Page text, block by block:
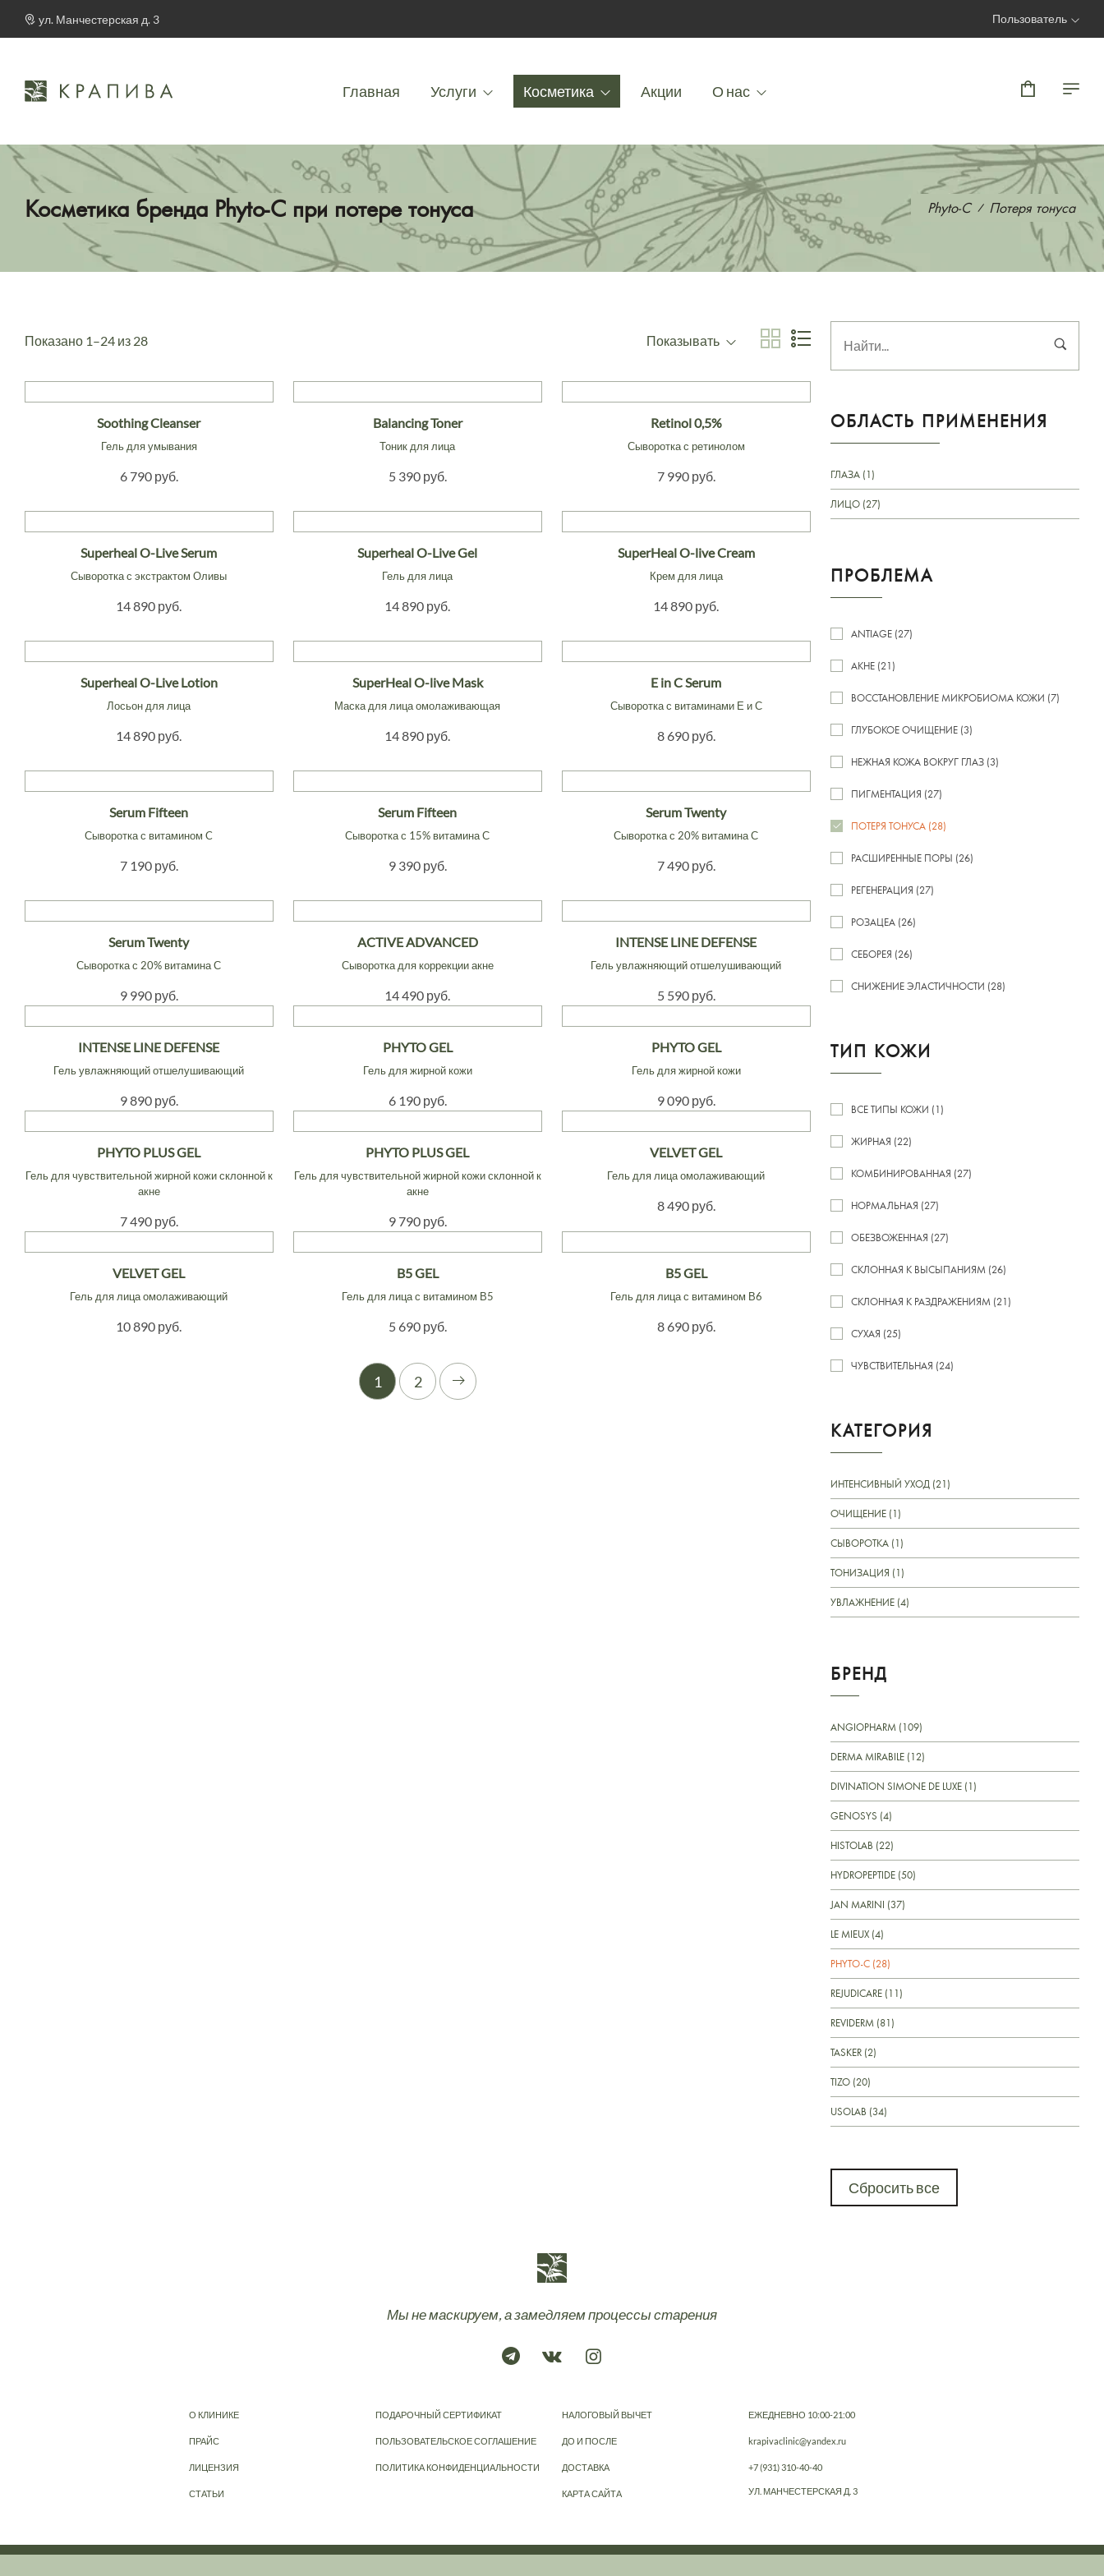
ул. Манчестерская д. 3 Пользователь
Главная Услуги Косметика Акции О нас
Косметика бренда Phyto-C при потере тонуса Phyto-C Потеря тонуса
Показано 1–24 из 28 Показывать
Soothing Cleanser
Гель для умывания
6 790 руб.
Balancing Toner
Тоник для лица
5 390 руб.
Retinol 0,5%
Сыворотка с ретинолом
7 990 руб.
Superheal O-Live Serum
Сыворотка с экстрактом Оливы
14 890 руб.
Superheal O-Live Gel
Гель для лица
14 890 руб.
SuperHeal O-live Cream
Крем для лица
14 890 руб.
Superheal O-Live Lotion
Лосьон для лица
14 890 руб.
SuperHeal O-live Mask
Маска для лица омолаживающая
14 890 руб.
E in C Serum
Сыворотка с витаминами Е и С
8 690 руб.
Serum Fifteen
Сыворотка с витамином C
7 190 руб.
Serum Fifteen
Сыворотка с 15% витамина С
9 390 руб.
Serum Twenty
Сыворотка с 20% витамина С
7 490 руб.
Serum Twenty
Сыворотка с 20% витамина С
9 990 руб.
ACTIVE ADVANCED
Сыворотка для коррекции акне
14 490 руб.
INTENSE LINE DEFENSE
Гель увлажняющий отшелушивающий
5 590 руб.
INTENSE LINE DEFENSE
Гель увлажняющий отшелушивающий
9 890 руб.
PHYTO GEL
Гель для жирной кожи
6 190 руб.
PHYTO GEL
Гель для жирной кожи
9 090 руб.
PHYTO PLUS GEL
Гель для чувствительной жирной кожи склонной к
акне
7 490 руб.
PHYTO PLUS GEL
Гель для чувствительной жирной кожи склонной к
акне
9 790 руб.
VELVET GEL
Гель для лица омолаживающий
8 490 руб.
VELVET GEL
Гель для лица омолаживающий
10 890 руб.
B5 GEL
Гель для лица с витамином В5
5 690 руб.
B5 GEL
Гель для лица с витамином В6
8 690 руб.
1 2
ОБЛАСТЬ ПРИМЕНЕНИЯ
ГЛАЗА (1)
ЛИЦО (27)
ПРОБЛЕМА
ANTIAGE (27)
АКНЕ (21)
ВОССТАНОВЛЕНИЕ МИКРОБИОМА КОЖИ (7)
ГЛУБОКОЕ ОЧИЩЕНИЕ (3)
НЕЖНАЯ КОЖА ВОКРУГ ГЛАЗ (3)
ПИГМЕНТАЦИЯ (27)
ПОТЕРЯ ТОНУСА (28)
РАСШИРЕННЫЕ ПОРЫ (26)
РЕГЕНЕРАЦИЯ (27)
РОЗАЦЕА (26)
СЕБОРЕЯ (26)
СНИЖЕНИЕ ЭЛАСТИЧНОСТИ (28)
ТИП КОЖИ
ВСЕ ТИПЫ КОЖИ (1)
ЖИРНАЯ (22)
КОМБИНИРОВАННАЯ (27)
НОРМАЛЬНАЯ (27)
ОБЕЗВОЖЕННАЯ (27)
СКЛОННАЯ К ВЫСЫПАНИЯМ (26)
СКЛОННАЯ К РАЗДРАЖЕНИЯМ (21)
СУХАЯ (25)
ЧУВСТВИТЕЛЬНАЯ (24)
КАТЕГОРИЯ
ИНТЕНСИВНЫЙ УХОД (21)
ОЧИЩЕНИЕ (1)
СЫВОРОТКА (1)
ТОНИЗАЦИЯ (1)
УВЛАЖНЕНИЕ (4)
БРЕНД
ANGIOPHARM (109)
DERMA MIRABILE (12)
DIVINATION SIMONE DE LUXE (1)
GENOSYS (4)
HISTOLAB (22)
HYDROPEPTIDE (50)
JAN MARINI (37)
LE MIEUX (4)
PHYTO-C (28)
REJUDICARE (11)
REVIDERM (81)
TASKER (2)
TIZO (20)
USOLAB (34)
Сбросить все
Мы не маскируем, а замедляем процессы старения
О КЛИНИКЕ
ПРАЙС
ЛИЦЕНЗИЯ
СТАТЬИ
ПОДАРОЧНЫЙ СЕРТИФИКАТ
ПОЛЬЗОВАТЕЛЬСКОЕ СОГЛАШЕНИЕ
ПОЛИТИКА КОНФИДЕНЦИАЛЬНОСТИ
НАЛОГОВЫЙ ВЫЧЕТ
ДО И ПОСЛЕ
ДОСТАВКА
КАРТА САЙТА
ЕЖЕДНЕВНО 10:00-21:00
krapivaclinic@yandex.ru
+7 (931) 310-40-40
УЛ. МАНЧЕСТЕРСКАЯ Д. 3